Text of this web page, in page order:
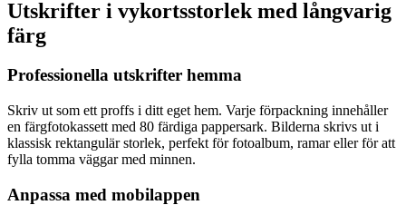
Utskrifter i vykortsstorlek med långvarig
färg
Professionella utskrifter hemma
Skriv ut som ett proffs i ditt eget hem. Varje förpackning innehåller
en färgfotokassett med 80 färdiga pappersark. Bilderna skrivs ut i
klassisk rektangulär storlek, perfekt för fotoalbum, ramar eller för att
fylla tomma väggar med minnen.
Anpassa med mobilappen